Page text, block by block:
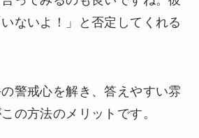
ないよ！」と否定してくれる
警戒心を解き、答えやすい雰
の方法のメリットです。